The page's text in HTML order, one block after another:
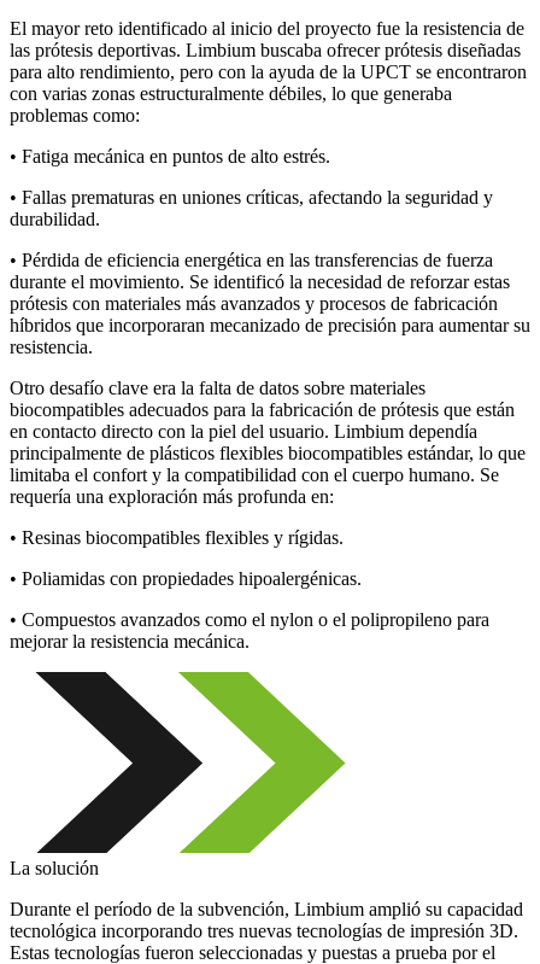
El mayor reto identificado al inicio del proyecto fue la resistencia de
las prótesis deportivas. Limbium buscaba ofrecer prótesis diseñadas
para alto rendimiento, pero con la ayuda de la UPCT se encontraron
con varias zonas estructuralmente débiles, lo que generaba
problemas como:
• Fatiga mecánica en puntos de alto estrés.
• Fallas prematuras en uniones críticas, afectando la seguridad y
durabilidad.
• Pérdida de eficiencia energética en las transferencias de fuerza
durante el movimiento. Se identificó la necesidad de reforzar estas
prótesis con materiales más avanzados y procesos de fabricación
híbridos que incorporaran mecanizado de precisión para aumentar su
resistencia.
Otro desafío clave era la falta de datos sobre materiales
biocompatibles adecuados para la fabricación de prótesis que están
en contacto directo con la piel del usuario. Limbium dependía
principalmente de plásticos flexibles biocompatibles estándar, lo que
limitaba el confort y la compatibilidad con el cuerpo humano. Se
requería una exploración más profunda en:
• Resinas biocompatibles flexibles y rígidas.
• Poliamidas con propiedades hipoalergénicas.
• Compuestos avanzados como el nylon o el polipropileno para
mejorar la resistencia mecánica.
La solución
Durante el período de la subvención, Limbium amplió su capacidad
tecnológica incorporando tres nuevas tecnologías de impresión 3D.
Estas tecnologías fueron seleccionadas y puestas a prueba por el